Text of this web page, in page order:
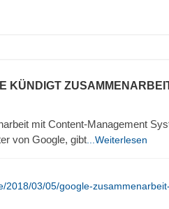
KÜNDIGT
mit Content-Management
von Google, gibt ...Weiterlesen
2018/03/05/google-